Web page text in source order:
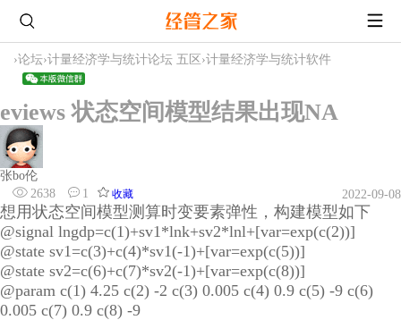
›论坛›计量经济学与统计论坛 五区 ›计量经济学与统计软件
eviews 状态空间模型结果出现NA
张bo伦
2638
1 收藏 2022-09-08
想用状态空间模型测算时变要素弹性，构建模型如下
@signal lngdp=c(1)+sv1*lnk+sv2*lnl+[var=exp(c(2))]
@state sv1=c(3)+c(4)*sv1(-1)+[var=exp(c(5))]
@state sv2=c(6)+c(7)*sv2(-1)+[var=exp(c(8))]
@param c(1) 4.25 c(2) -2 c(3) 0.005 c(4) 0.9 c(5) -9 c(6)
0.005 c(7) 0.9 c(8) -9